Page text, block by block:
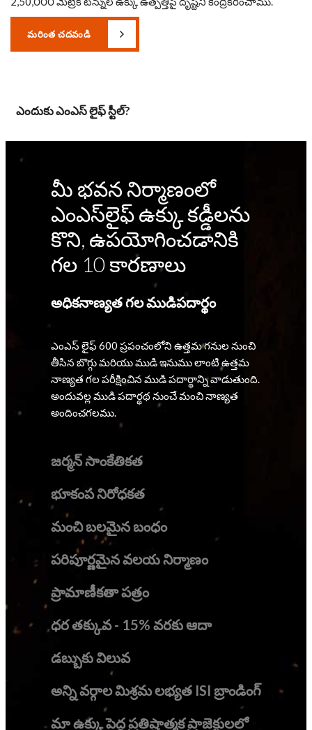
మరింత చదవండి
ఎందుకు ఎంఎస్ లైఫ్ స్టీల్?
మీ భవన నిర్మాణంలో
ఎంఎస్‌లైఫ్‌ ఉక్కు కడ్డీలను
కొని, ఉపయోగించడానికి
గల 10 కారణాలు
అధికనాణ్యత గల ముడిపదార్థం
ఎంఎస్‌ లైఫ్‌ 600 ప్రపంచంలోని ఉత్తమ గనుల నుంచి
తీసిన బొగ్గు మరియు ముడి ఇనుము లాంటి ఉత్తమ
నాణ్యత గల పరీక్షించిన ముడి పదార్థాన్ని వాడుతుంది.
అందువల్ల ముడి పదార్థథ నుంచే మంచి నాణ్యత
అందించగలము.
జర్మన్‌ సాంకేతికత
భూకంప నిరోధకత
మంచి బలమైన బంధం
పరిపూర్ణమైన వలయ నిర్మాణం
ప్రామాణీకతా పత్రం
ధర తక్కువ - 15% వరకు ఆదా
డబ్బుకు విలువ
అన్ని వర్గాల మిశ్రమ లభ్యత ISI బ్రాండింగ్‌
మా ఉక్కు పెద్ద ప్రతిష్టాత్మక ప్రాజెక్టులలో